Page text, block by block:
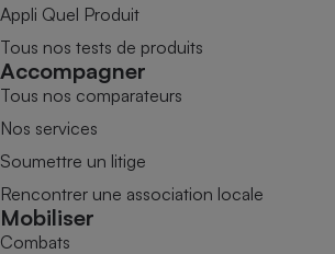
Appli Quel Produit
Tous nos tests de produits
Accompagner
Tous nos comparateurs
Nos services
Soumettre un litige
Rencontrer une association locale
Mobiliser
Combats